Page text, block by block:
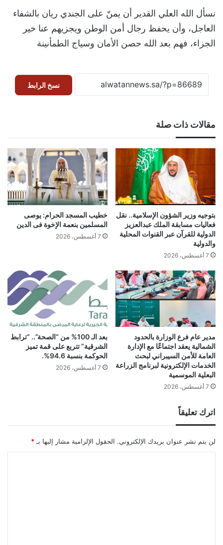
نسأل الله العلي القدير أن يمنّ على الجندي ريان بالشفاء
العاجل، وأن يحفظ رجال أمن الوطن ويجزيهم عنا خير
الجزاء، فهم بعد الله حصن الأمان وسياج الطمأنينة
نسخ الرابط
مقالات ذات صلة
بتوجيه وزير الشؤون الإسلامية.. نقل
فعاليات مسابقة الملك عبدالعزيز
الدولية للقرآن عبر القنوات المحلية
والدولية
7 أغسطس، 2026
خطيب المسجد الحرام: يوصى
المسلمين بنعمة الإخوة فى الدين
7 أغسطس، 2026
مدير عام فرع الوزارة بالحدود
الشمالية يعقد اجتماعًا مع الإدارة
العامة للأمن السيبراني لبحث
الخدمات الإلكترونية لبرنامج الزراعة
البعلية الموسمية
7 أغسطس، 2026
بعد الـ 100% من “الصحة”.. “ترابط
الشرقية” تتربع على قمة تميز
الحوكمة بنسبة 94.6%.
7 أغسطس، 2026
اترك تعليقاً
لن يتم نشر عنوان بريدك الإلكتروني. الحقول الإلزامية مشار إليها بـ *